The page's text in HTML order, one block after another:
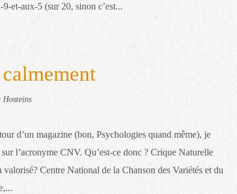
et-aux-5 (sur 20, sinon c’est...
Hosteins
d’un magazine (bon, Psychologies quand même), je
l’acronyme CNV. Qu’est-ce donc ? Crique Naturelle
Centre National de la Chanson des Variétés et du